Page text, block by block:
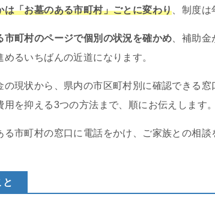
は「お墓のある市町村」ごとに変わり 、制度
市町村のページで個別の状況を確かめ 、補助
るいちばんの近道になります。
の現状から、県内の市区町村別に確認できる
を抑える3つの方法まで、順にお伝えします。
市町村の窓口に電話をかけ、ご家族との相
と